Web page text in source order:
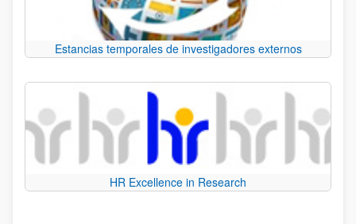
Estancias temporales de investigadores externos
HR Excellence in Research